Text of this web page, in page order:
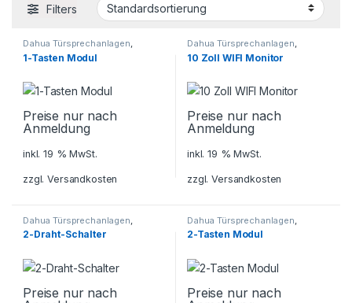
Filters
Dahua Türsprechanlagen,
Sicherheitstechnik
Türsprechanlagen
1-Tasten Modul
Preise nur nach
Anmeldung
inkl. 19 % MwSt.
zzgl.Versandkosten
Dahua Türsprechanlagen,
Sicherheitstechnik ,
Türsprechanlagen
10 Zoll WIFI Monitor
Preise nur nach
Anmeldung
inkl. 19 % MwSt.
zzgl.Versandkosten
Dahua Türsprechanlagen
Sicherheitstechnik
Türsprechanlagen
2-Draht-Schalter
Preise nur nach
Dahua Türsprechanlagen
Sicherheitstechnik
Türsprechanlagen
2-Tasten Modul
Preise nur nach